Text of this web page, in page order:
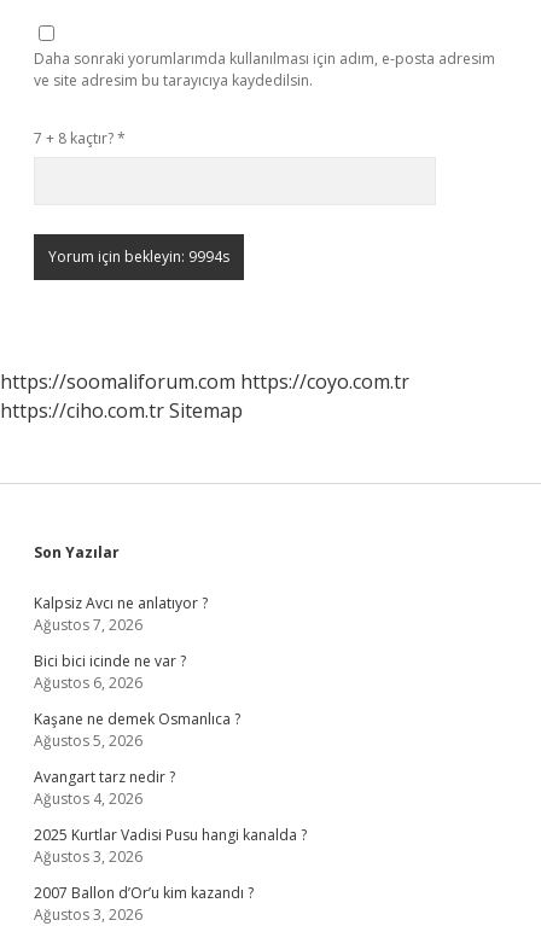
Daha sonraki yorumlarımda kullanılması için adım, e-posta adresim
ve site adresim bu tarayıcıya kaydedilsin.
7 + 8 kaçtır?*
https://soomaliforum.com https://coyo.com.tr
https://ciho.com.trSitemap
Sidebar
Son Yazılar
Kalpsiz Avcı ne anlatıyor ?
Ağustos 7, 2026
Bici bici icinde ne var ?
Ağustos 6, 2026
Kaşane ne demek Osmanlıca ?
Ağustos 5, 2026
Avangart tarz nedir ?
Ağustos 4, 2026
2025 Kurtlar Vadisi Pusu hangi kanalda ?
Ağustos 3, 2026
2007 Ballon d’Or’u kim kazandı ?
Ağustos 3, 2026